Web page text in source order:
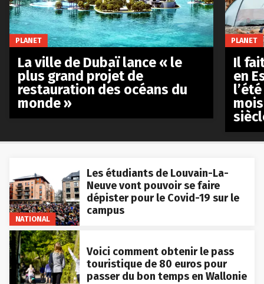
NATIONAL
Les étudiants de Louvain-La-
Neuve vont pouvoir se faire
dépister pour le Covid-19 sur le
campus
Voici comment obtenir le pass
touristique de 80 euros pour
passer du bon temps en Wallonie
PLANET
La ville de Dubaï lance « le
plus grand projet de
restauration des océans du
monde »
PLANET
Il
en